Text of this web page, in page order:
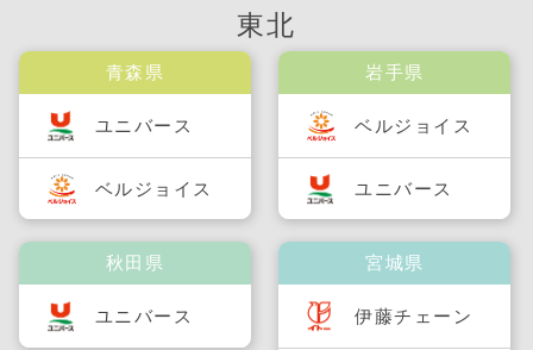
東北
青森県
ユニバース
ベルジョイス
秋田県
ユニバース
岩手県
ベルジョイス
ユニバース
宮城県
伊藤チェーン